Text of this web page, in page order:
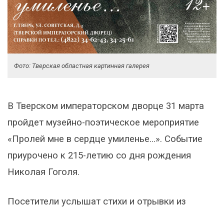
Фото: Тверская областная картинная галерея
В Тверском императорском дворце 31 марта
пройдет музейно-поэтическое мероприятие
«Пролей мне в сердце умиленье…». Событие
приурочено к 215-летию со дня рождения
Николая Гоголя.
Посетители услышат стихи и отрывки из